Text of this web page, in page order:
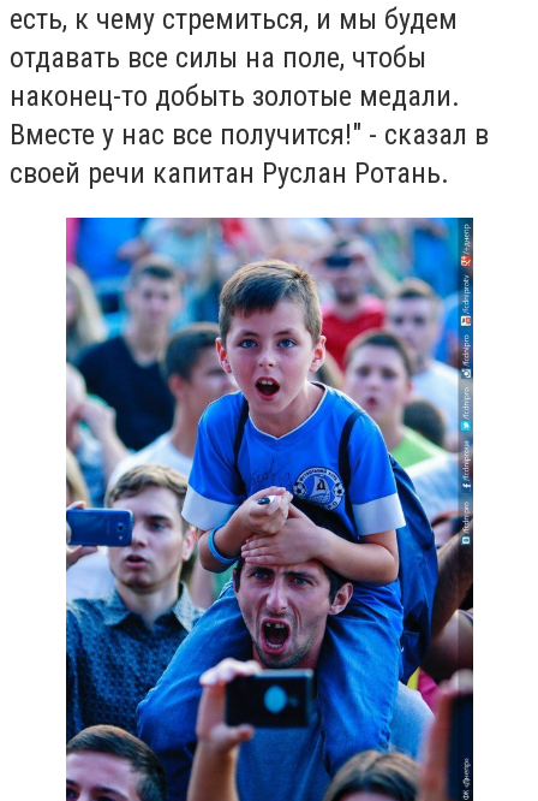
есть, к чему стремиться, и мы будем
отдавать все силы на поле, чтобы
наконец-то добыть золотые медали.
Вместе у нас все получится!" - сказал в
своей речи капитан Руслан Ротань.